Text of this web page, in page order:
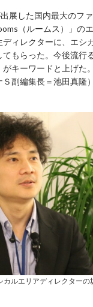
展した国内最大のフ
（ルームス）」の
ィレクターに、エシ
てもらった。今後流行
キーワードと上げた
Ｓ副編集長＝池田真隆）
カルエリアディレクターの